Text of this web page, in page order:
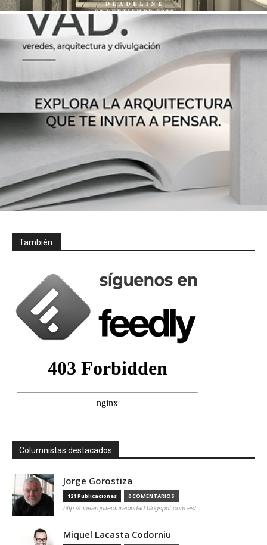
También:
Columnistas destacados
Jorge Gorostiza
121 Publicaciones 0 COMENTARIOS
http://cinearquitecturaciudad.blogspot.com.es/
Miquel Lacasta Codorniu